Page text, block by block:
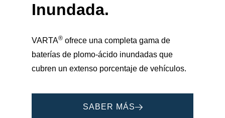
Inundada.
VARTA® ofrece una completa gama de
baterías de plomo-ácido inundadas que
cubren un extenso porcentaje de vehículos.
SABER MÁS